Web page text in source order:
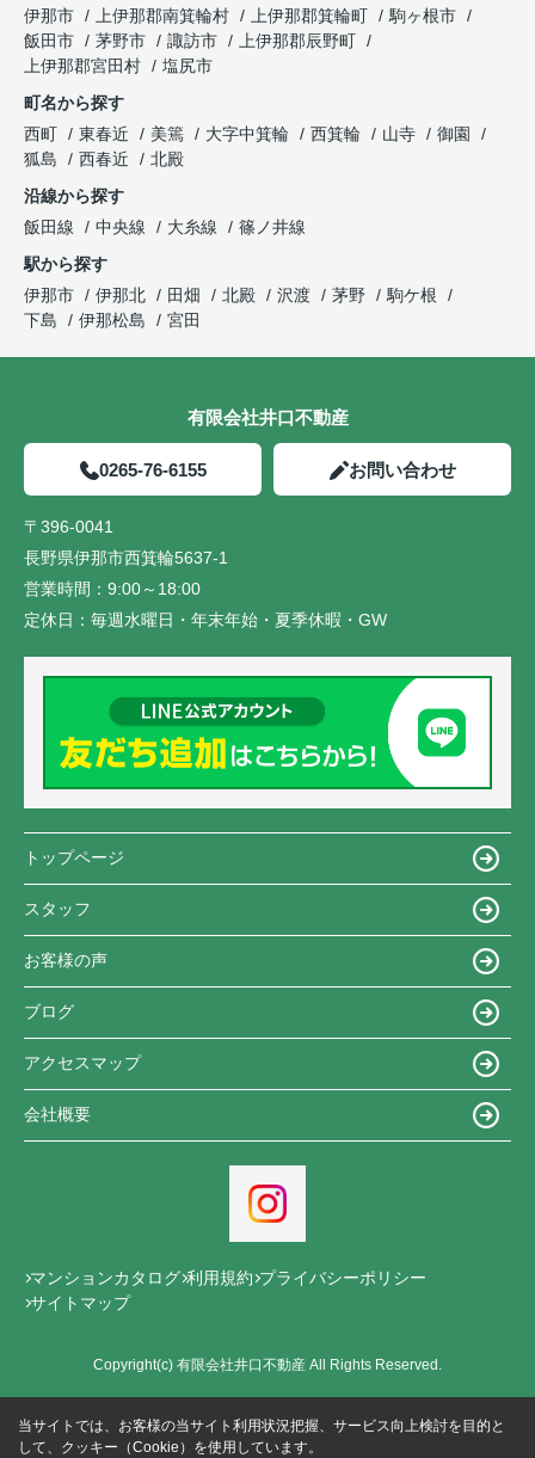
伊那市
上伊那郡南箕輪村 上伊那郡箕輪町
駒ヶ根市
飯田市
茅野市 諏訪市
上伊那郡辰野町
上伊那郡宮田村
塩尻市
町名から探す
西町
東春近 美篶 大字中箕輪 西箕輪 山寺
御園
狐島
西春近
北殿
沿線から探す
飯田線
中央線 大糸線
篠ノ井線
駅から探す
伊那市
伊那北 田畑 北殿 沢渡 茅野
駒ケ根
下島
伊那松島 宮田
有限会社井口不動産
0265-76-6155 お問い合わせ
〒396-0041
長野県伊那市西箕輪5637-1
営業時間： 9:00～18:00
定休日： 毎週水曜日・年末年始・夏季休暇・GW
トップページ
スタッフ
お客様の声
ブログ
アクセスマップ
会社概要
マンションカタログ 利用規約 プライバシーポリシー
サイトマップ
Copyright(c) 有限会社井口不動産 All Rights Reserved.
当サイトでは、お客様の当サイト利用状況把握、サービス向上検討を目的と
して、クッキー（Cookie）を使用しています。